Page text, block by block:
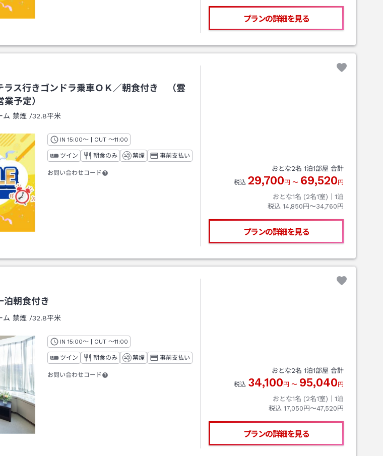
プランの詳細を見る
ラス行きゴンドラ乗車ＯＫ／朝食付き （雲
予定）
ム 禁煙/32.8平米
IN チェックイン
15:00～ | OUT チェックアウト
～11:00
ツイン 朝食のみ 禁煙 事前支払い
お問い合わせコード
おとな2名 1泊1部屋 合計
税込 29,700円 〜 69,520円
おとな1名 (2名1室)｜ 1泊
税込 14,850円〜34,760円
プランの詳細を見る
泊朝食付き
ム 禁煙/32.8平米
IN チェックイン
15:00～ | OUT チェックアウト
～11:00
ツイン 朝食のみ 禁煙 事前支払い
お問い合わせコード
おとな2名 1泊1部屋 合計
税込 34,100円 〜 95,040円
おとな1名 (2名1室)｜ 1泊
税込 17,050円〜47,520円
プランの詳細を見る